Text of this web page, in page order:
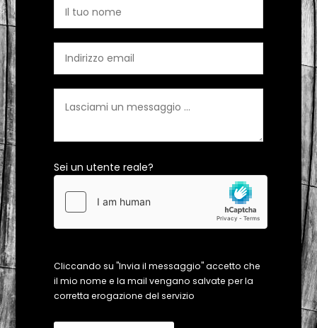
Sei un utente reale?
Cliccando su "Invia il messaggio" accetto che
il mio nome e la mail vengano salvate per la
corretta erogazione del servizio